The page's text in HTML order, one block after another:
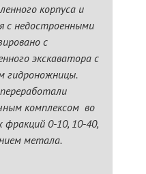
корпуса и
с недостроенными
с
экскаватора с
гидроножницы.
комплексом во
0-10, 10-40,
метала.